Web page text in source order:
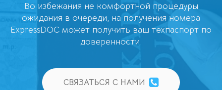
Во избежания не комфортной процедуры
ожидания в очереди, на получения номера
ExpressDOC может получить ваш техпаспорт по
доверенности.
СВЯЗАТЬСЯ С НАМИ